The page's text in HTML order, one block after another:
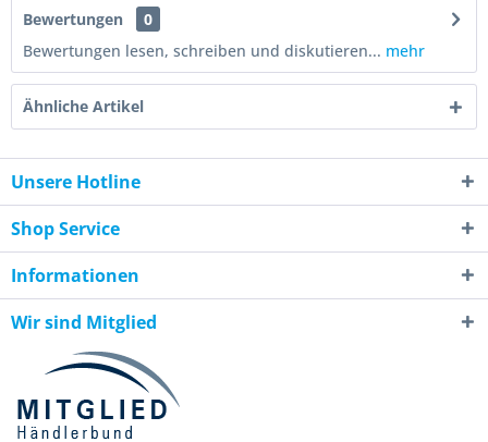
Bewertungen
0
Bewertungen lesen, schreiben und diskutieren... mehr
Ähnliche Artikel
Unsere Hotline
Shop Service
Informationen
Wir sind Mitglied